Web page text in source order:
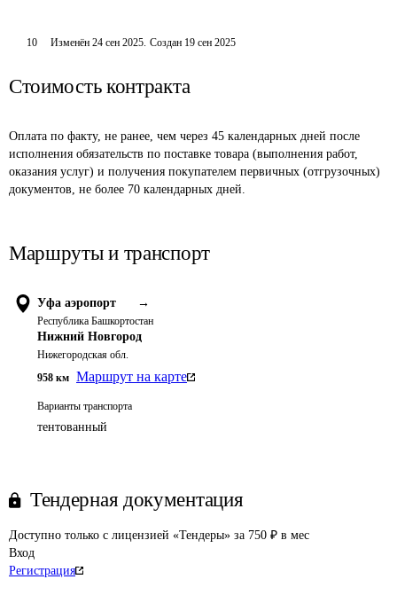
10 Изменён24 сен 2025. Создан 19 сен 2025
Стоимость контракта
Оплата по факту, не ранее, чем через 45 календарных дней после
исполнения обязательств по поставке товара (выполнения работ,
оказания услуг) и получения покупателем первичных (отгрузочных)
документов, не более 70 календарных дней.
Маршруты и транспорт
Уфа аэропорт →
Республика Башкортостан
Нижний Новгород
Нижегородская обл.
958 км Маршрут на карте
Варианты транспорта
тентованный
Тендерная документация
Доступно только с лицензией «Тендеры» за 750 ₽ в мес
Вход
Регистрация